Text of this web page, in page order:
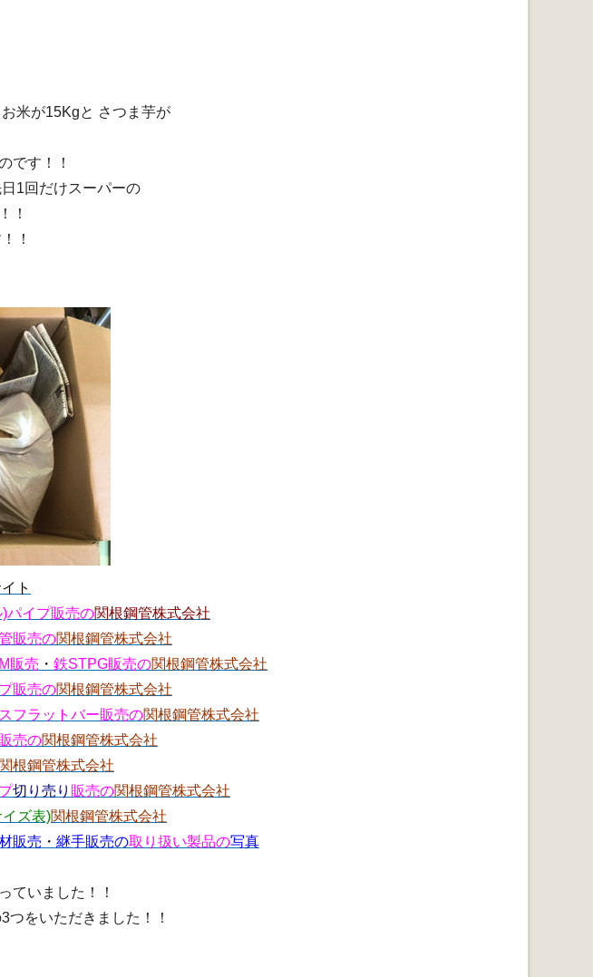
米が15Kgと さつま芋が
です！！
1回だけスーパーの
！
！
ト
パイプ販売の関根鋼管株式会社
販売の関根鋼管株式会社
販売 ・ 鉄STPG販売の関根鋼管株式会社
販売の関根鋼管株式会社
フラットバー販売の関根鋼管株式会社
売の関根鋼管株式会社
関根鋼管株式会社
切り売り 販売の関根鋼管株式会社
イズ表)関根鋼管株式会社
販売 ・ 継手販売の取り扱い製品の写真
ていました！！
つをいただきました！！